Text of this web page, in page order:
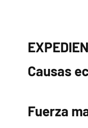
Causas
Fuerza